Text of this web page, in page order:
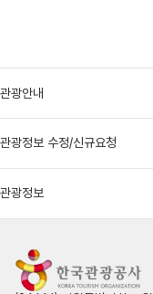
관광안내
관광정보 수정/신규요청
관광정보